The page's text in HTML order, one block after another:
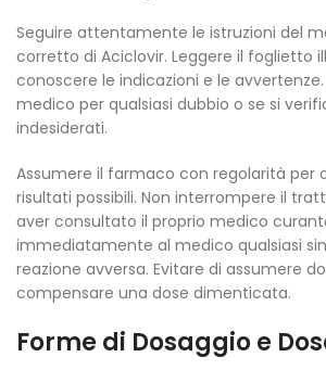
Seguire attentamente le istruzioni del
corretto di Aciclovir. Leggere il foglietto
conoscere le indicazioni e le
medico per qualsiasi dubbio o se si
indesiderati.
Assumere il farmaco con regolarità per
risultati possibili. Non interrompere il
aver consultato il proprio medico
immediatamente al medico qualsiasi
reazione avversa. Evitare di assumere
compensare una dose dimenticata.
Forme di Dosaggio e